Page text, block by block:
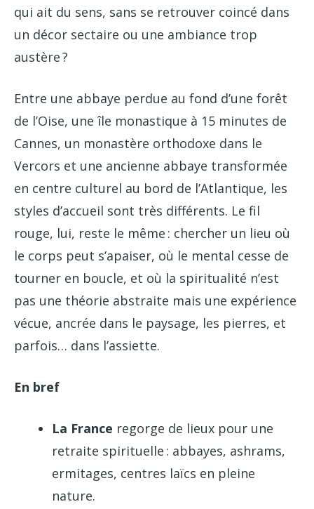
qui ait du sens, sans se retrouver coincé dans
un décor sectaire ou une ambiance trop
austère ?
Entre une abbaye perdue au fond d’une forêt
de l’Oise, une île monastique à 15 minutes de
Cannes, un monastère orthodoxe dans le
Vercors et une ancienne abbaye transformée
en centre culturel au bord de l’Atlantique, les
styles d’accueil sont très différents. Le fil
rouge, lui, reste le même : chercher un lieu où
le corps peut s’apaiser, où le mental cesse de
tourner en boucle, et où la spiritualité n’est
pas une théorie abstraite mais une expérience
vécue, ancrée dans le paysage, les pierres, et
parfois… dans l’assiette.
En bref
La France regorge de lieux pour une
retraite spirituelle : abbayes, ashrams,
ermitages, centres laïcs en pleine
nature.